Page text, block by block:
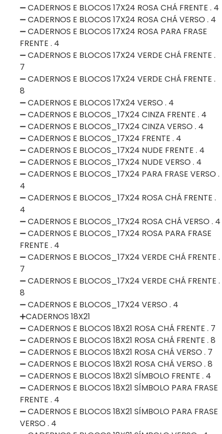
➖ CADERNOS E BLOCOS 17X24 ROSA CHÁ FRENTE . 4
➖ CADERNOS E BLOCOS 17X24 ROSA CHÁ VERSO . 4
➖ CADERNOS E BLOCOS 17X24 ROSA PARA FRASE
FRENTE . 4
➖ CADERNOS E BLOCOS 17X24 VERDE CHÁ FRENTE .
7
➖ CADERNOS E BLOCOS 17X24 VERDE CHÁ FRENTE .
8
➖ CADERNOS E BLOCOS 17X24 VERSO . 4
➖ CADERNOS E BLOCOS_17X24 CINZA FRENTE . 4
➖ CADERNOS E BLOCOS_17X24 CINZA VERSO . 4
➖ CADERNOS E BLOCOS_17X24 FRENTE . 4
➖ CADERNOS E BLOCOS_17X24 NUDE FRENTE . 4
➖ CADERNOS E BLOCOS_17X24 NUDE VERSO . 4
➖ CADERNOS E BLOCOS_17X24 PARA FRASE VERSO .
4
➖ CADERNOS E BLOCOS_17X24 ROSA CHÁ FRENTE .
4
➖ CADERNOS E BLOCOS_17X24 ROSA CHÁ VERSO . 4
➖ CADERNOS E BLOCOS_17X24 ROSA PARA FRASE
FRENTE . 4
➖ CADERNOS E BLOCOS_17X24 VERDE CHÁ FRENTE .
7
➖ CADERNOS E BLOCOS_17X24 VERDE CHÁ FRENTE .
8
➖ CADERNOS E BLOCOS_17X24 VERSO . 4
➕CADERNOS 18X21
➖ CADERNOS E BLOCOS 18X21 ROSA CHÁ FRENTE . 7
➖ CADERNOS E BLOCOS 18X21 ROSA CHÁ FRENTE . 8
➖ CADERNOS E BLOCOS 18X21 ROSA CHÁ VERSO . 7
➖ CADERNOS E BLOCOS 18X21 ROSA CHÁ VERSO . 8
➖ CADERNOS E BLOCOS 18X21 SÍMBOLO FRENTE . 4
➖ CADERNOS E BLOCOS 18X21 SÍMBOLO PARA FRASE
FRENTE . 4
➖ CADERNOS E BLOCOS 18X21 SÍMBOLO PARA FRASE
VERSO . 4